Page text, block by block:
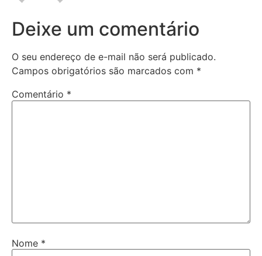
Deixe um comentário
O seu endereço de e-mail não será publicado.
Campos obrigatórios são marcados com *
Comentário *
Nome *